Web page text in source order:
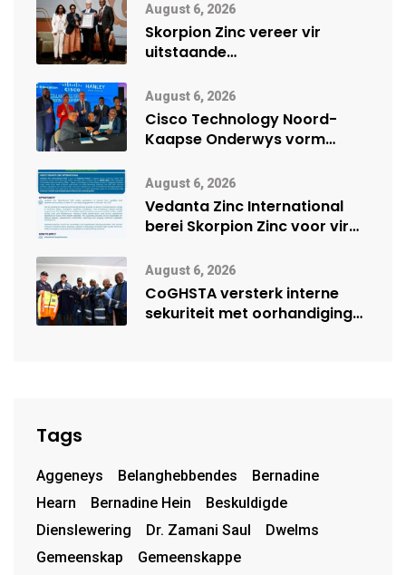
August 6, 2026
Skorpion Zinc vereer vir
uitstaande
Namibië Mynbou Ekspo
August 6, 2026
Cisco Technology Noord-
Kaapse Onderwys vorm
vennootskap
August 6, 2026
Vedanta Zinc International
berei Skorpion Zinc voor vir
August 6, 2026
CoGHSTA versterk interne
sekuriteit met oorhandiging
Tags
Aggeneys Belanghebbendes
Bernadine
Hearn
Bernadine Hein
Beskuldigde
Dienslewering
Dr. Zamani Saul
Dwelms
Gemeenskap
Gemeenskappe